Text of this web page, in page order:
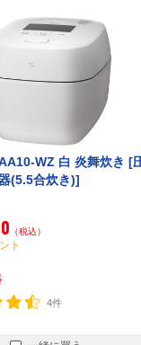
WZ 白 炎舞炊き [
(5.5合炊き)]
（税込）
ト
4件